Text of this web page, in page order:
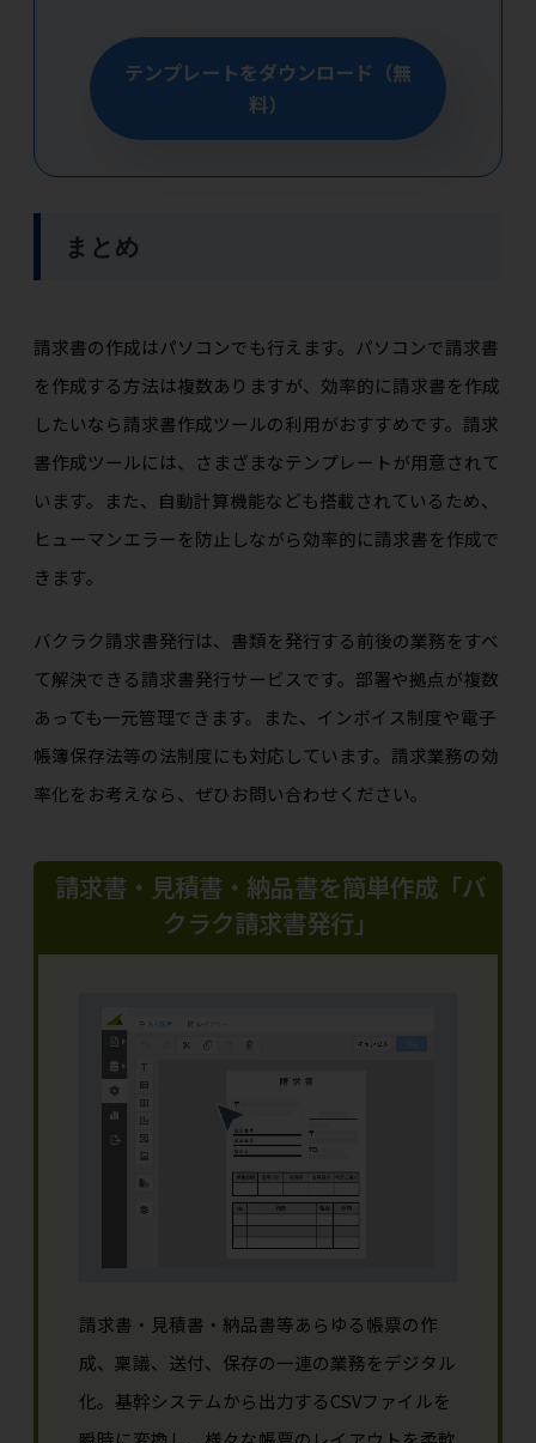
テンプレートをダウンロード（無
料）
まとめ
請求書の作成はパソコンでも行えます。パソコンで請求書
を作成する方法は複数ありますが、効率的に請求書を作成
したいなら請求書作成ツールの利用がおすすめです。請求
書作成ツールには、さまざまなテンプレートが用意されて
います。また、自動計算機能なども搭載されているため、
ヒューマンエラーを防止しながら効率的に請求書を作成で
きます。
バクラク請求書発行は、書類を発行する前後の業務をすべ
て解決できる請求書発行サービスです。部署や拠点が複数
あっても一元管理できます。また、インボイス制度や電子
帳簿保存法等の法制度にも対応しています。請求業務の効
率化をお考えなら、ぜひお問い合わせください。
請求書・見積書・納品書を簡単作成「バ
クラク請求書発行」
請求書・見積書・納品書等あらゆる帳票の作
成、稟議、送付、保存の一連の業務をデジタル
化。基幹システムから出力するCSVファイルを